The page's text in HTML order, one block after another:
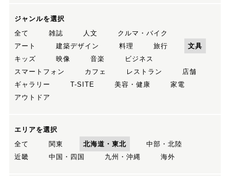
ジャンルを選択
全て
雑誌 人文
クルマ・バイク
アート
建築デザイン 料理 旅行
文具
キッズ
映像 音楽
ビジネス
スマートフォン
カフェ レストラン
店舗
ギャラリー
T-SITE 美容・健康
家電
アウトドア
エリアを選択
全て
関東 北海道・東北
中部・北陸
近畿
中国・四国 九州・沖縄 海外